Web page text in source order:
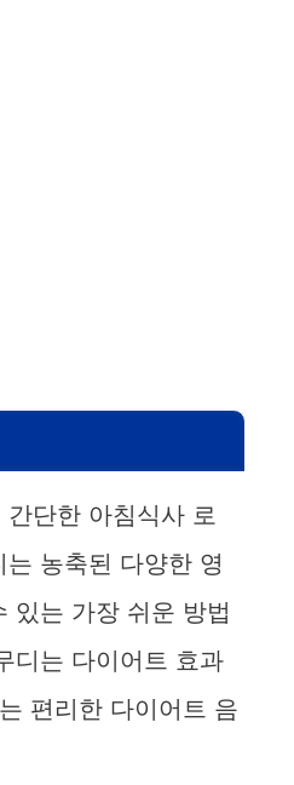
단한 아침식사 로
농축된 다양한 영
있는 가장 쉬운 방법
디는 다이어트 효과
편리한 다이어트 음